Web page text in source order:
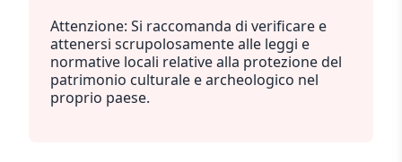
Attenzione: Si raccomanda di verificare e
attenersi scrupolosamente alle leggi e
normative locali relative alla protezione del
patrimonio culturale e archeologico nel
proprio paese.